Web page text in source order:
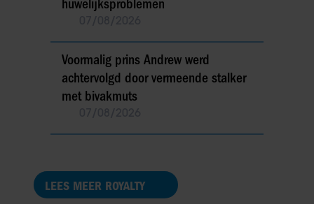
huwelijksproblemen
Voormalig prins Andrew werd
achtervolgd door vermeende stalker
met bivakmuts
LEES MEER ROYALTY